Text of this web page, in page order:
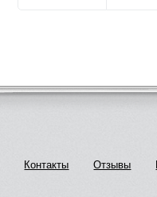
Контакты Отзывы